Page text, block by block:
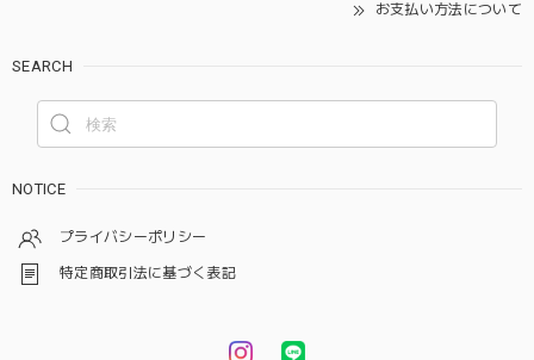
お支払い方法について
SEARCH
NOTICE
プライバシーポリシー
特定商取引法に基づく表記